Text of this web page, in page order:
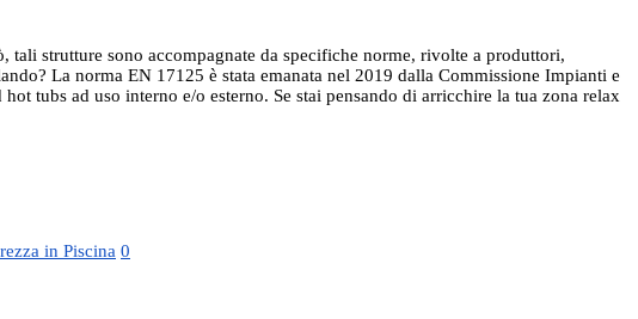
tali strutture sono accompagnate da specifiche norme, rivolte a produttori,
La norma EN 17125 è stata emanata nel 2019 dalla Commissione Impianti e
tubs ad uso interno e/o esterno. Se stai pensando di arricchire la tua zona relax
in Piscina 0